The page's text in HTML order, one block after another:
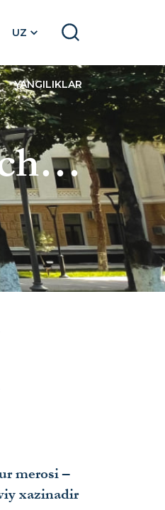
UZ SEARCH
YANGILIKLAR
merosi –
xazinadir